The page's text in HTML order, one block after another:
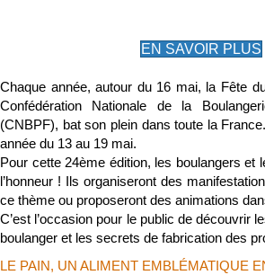
EN SAVOIR PLUS
Chaque année, autour du 16 mai, la Fête
Confédération Nationale de la
(CNBPF), bat son plein dans toute la
année du 13 au 19 mai.
Pour cette 24ème édition, les boulangers et
l’honneur ! Ils organiseront des
ce thème ou proposeront des animations
C’est l’occasion pour le public de découvrir
boulanger et les secrets de fabrication des
LE PAIN, UN ALIMENT EMBLÉMATIQUE